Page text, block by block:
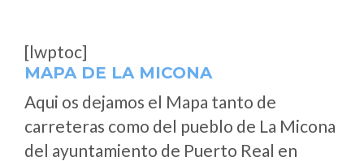
[lwptoc]
MAPA DE LA MICONA
Aqui os dejamos el Mapa tanto de
carreteras como del pueblo de La Micona
del ayuntamiento de Puerto Real en